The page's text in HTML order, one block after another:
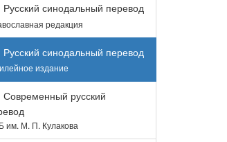
Русский синодальный перевод
редакция
Русский синодальный перевод
издание
Современный русский
им. М. П. Кулакова